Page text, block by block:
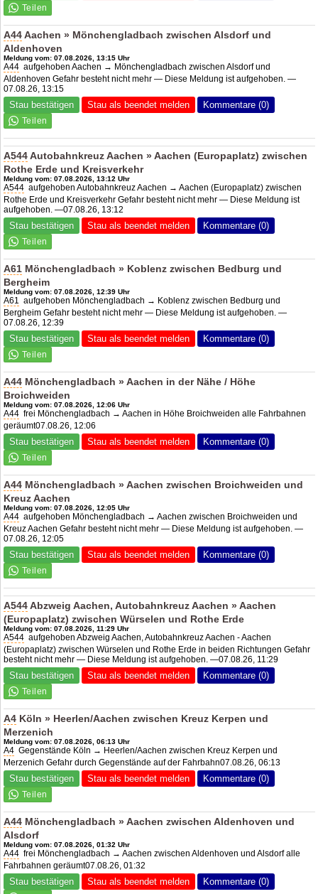
A44Aachen » Mönchengladbach zwischen Alsdorf und
Aldenhoven
Meldung vom: 07.08.2026, 13:15 Uhr
A44 aufgehoben Aachen → Mönchengladbach zwischen Alsdorf und
Aldenhoven Gefahr besteht nicht mehr — Diese Meldung ist aufgehoben. —
07.08.26, 13:15
Stau bestätigen Stau als beendet melden Kommentare (0)
A544Autobahnkreuz Aachen » Aachen (Europaplatz) zwischen
Rothe Erde und Kreisverkehr
Meldung vom: 07.08.2026, 13:12 Uhr
A544 aufgehoben Autobahnkreuz Aachen → Aachen (Europaplatz) zwischen
Rothe Erde und Kreisverkehr Gefahr besteht nicht mehr — Diese Meldung ist
aufgehoben. —07.08.26, 13:12
Stau bestätigen Stau als beendet melden Kommentare (0)
A61 Mönchengladbach » Koblenz zwischen Bedburg und
Bergheim
Meldung vom: 07.08.2026, 12:39 Uhr
A61 aufgehoben Mönchengladbach → Koblenz zwischen Bedburg und
Bergheim Gefahr besteht nicht mehr — Diese Meldung ist aufgehoben. —
07.08.26, 12:39
Stau bestätigen Stau als beendet melden Kommentare (0)
A44 Mönchengladbach » Aachen in der Nähe / Höhe
Broichweiden
Meldung vom: 07.08.2026, 12:06 Uhr
A44 frei Mönchengladbach → Aachen in Höhe Broichweiden alle Fahrbahnen
geräumt07.08.26, 12:06
Stau bestätigen Stau als beendet melden Kommentare (0)
A44 Mönchengladbach » Aachen zwischen Broichweiden und
Kreuz Aachen
Meldung vom: 07.08.2026, 12:05 Uhr
A44 aufgehoben Mönchengladbach → Aachen zwischen Broichweiden und
Kreuz Aachen Gefahr besteht nicht mehr — Diese Meldung ist aufgehoben. —
07.08.26, 12:05
Stau bestätigen Stau als beendet melden Kommentare (0)
A544Abzweig Aachen, Autobahnkreuz Aachen » Aachen
(Europaplatz) zwischen Würselen und Rothe Erde
Meldung vom: 07.08.2026, 11:29 Uhr
A544 aufgehoben Abzweig Aachen, Autobahnkreuz Aachen - Aachen
(Europaplatz) zwischen Würselen und Rothe Erde in beiden Richtungen Gefahr
besteht nicht mehr — Diese Meldung ist aufgehoben. —07.08.26, 11:29
Stau bestätigen Stau als beendet melden Kommentare (0)
A4 Köln » Heerlen/Aachen zwischen Kreuz Kerpen und
Merzenich
Meldung vom: 07.08.2026, 06:13 Uhr
A4 Gegenstände Köln → Heerlen/Aachen zwischen Kreuz Kerpen und
Merzenich Gefahr durch Gegenstände auf der Fahrbahn07.08.26, 06:13
Stau bestätigen Stau als beendet melden Kommentare (0)
A44 Mönchengladbach » Aachen zwischen Aldenhoven und
Alsdorf
Meldung vom: 07.08.2026, 01:32 Uhr
A44 frei Mönchengladbach → Aachen zwischen Aldenhoven und Alsdorf alle
Fahrbahnen geräumt07.08.26, 01:32
Stau bestätigen Stau als beendet melden Kommentare (0)